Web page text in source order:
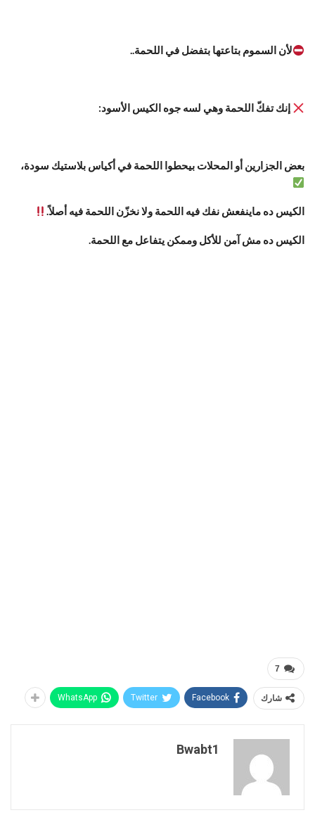
لأن السموم بتاعتها بتفضل في اللحمة..
إنك تفكّ اللحمة وهي لسه جوه الكيس الأسود:
بعض الجزارين أو المحلات بيحطوا اللحمة في أكياس بلاستيك سودة،
الكيس ده ماينفعش نفك فيه اللحمة ولا نخزّن اللحمة فيه أصلاً.
الكيس ده مش آمن للأكل وممكن يتفاعل مع اللحمة.
7
شارك Facebook
Twitter
WhatsApp
Bwabt1